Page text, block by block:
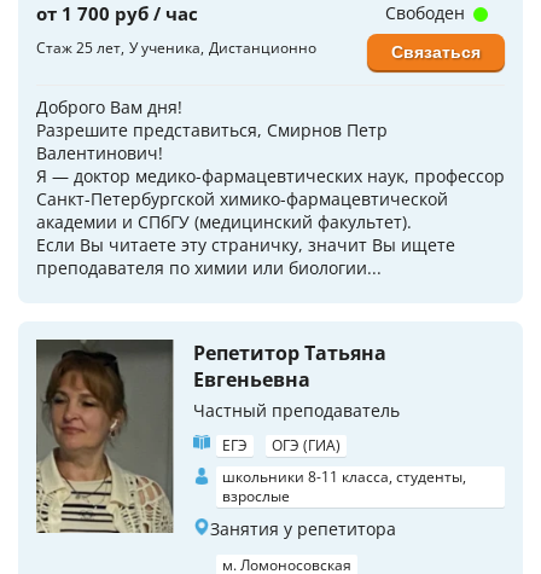
от 1 700 руб / час
Стаж 25 лет У ученика Дистанционно
Доброго Вам дня!
Разрешите представиться, Смирнов Петр
Валентинович!
Я — доктор медико-фармацевтических наук, профессор
Санкт-Петербургской химико-фармацевтической
академии и СПбГУ (медицинский факультет).
Если Вы читаете эту страничку, значит Вы ищете
преподавателя по химии или биологии...
Свободен
Связаться
Репетитор Татьяна
Евгеньевна
Частный преподаватель
ЕГЭ
ОГЭ (ГИА)
школьники 8-11 класса, студенты,
взрослые
Занятия у репетитора
м. Ломоносовская